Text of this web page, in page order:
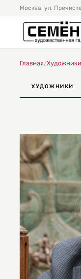
Москва, ул.
Главная/Художники
ХУДОЖНИКИ